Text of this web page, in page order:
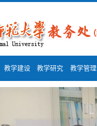
教学建设 教学研究 教学管理